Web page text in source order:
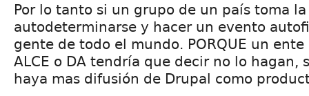
Por lo tanto si un grupo de un país toma
autodeterminarse y hacer un evento
gente de todo el mundo. PORQUE un ente
ALCE o DA tendría que decir no lo hagan,
haya mas difusión de Drupal como